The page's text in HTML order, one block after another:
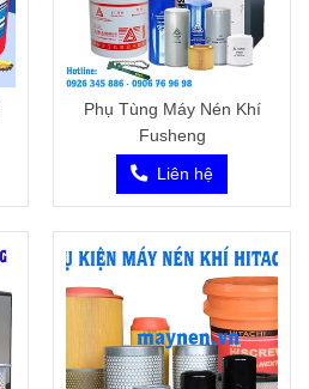
Phụ Tùng Máy Nén Khí
Fusheng
Liên hệ